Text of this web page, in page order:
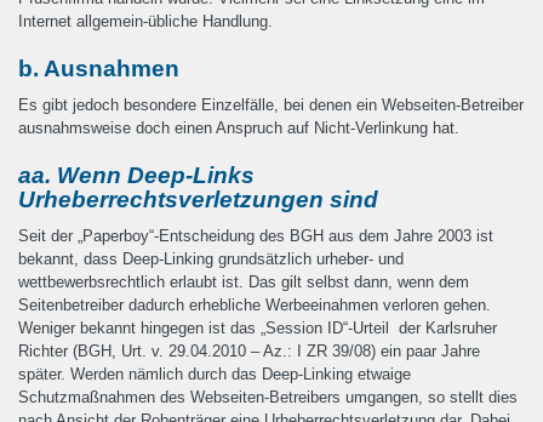
Internet allgemein-übliche Handlung.
b. Ausnahmen
Es gibt jedoch besondere Einzelfälle, bei denen ein Webseiten-Betreiber
ausnahmsweise doch einen Anspruch auf Nicht-Verlinkung hat.
aa. Wenn Deep-Links
Urheberrechtsverletzungen sind
Seit der „Paperboy“-Entscheidung des BGH aus dem Jahre 2003 ist
bekannt, dass Deep-Linking grundsätzlich urheber- und
wettbewerbsrechtlich erlaubt ist. Das gilt selbst dann, wenn dem
Seitenbetreiber dadurch erhebliche Werbeeinahmen verloren gehen.
Weniger bekannt hingegen ist das „Session ID“-Urteil der Karlsruher
Richter (BGH, Urt. v. 29.04.2010 – Az.: I ZR 39/08) ein paar Jahre
später. Werden nämlich durch das Deep-Linking etwaige
Schutzmaßnahmen des Webseiten-Betreibers umgangen, so stellt dies